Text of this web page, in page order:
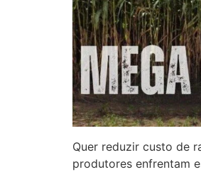
Quer reduzir custo de
produtores enfrentam